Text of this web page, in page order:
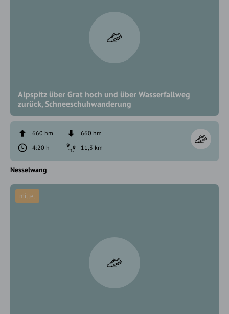
Alpspitz über Grat hoch und über Wasserfallweg
zurück, Schneeschuhwanderung
660 hm
660 hm
4:20 h
11,3 km
Nesselwang
mittel